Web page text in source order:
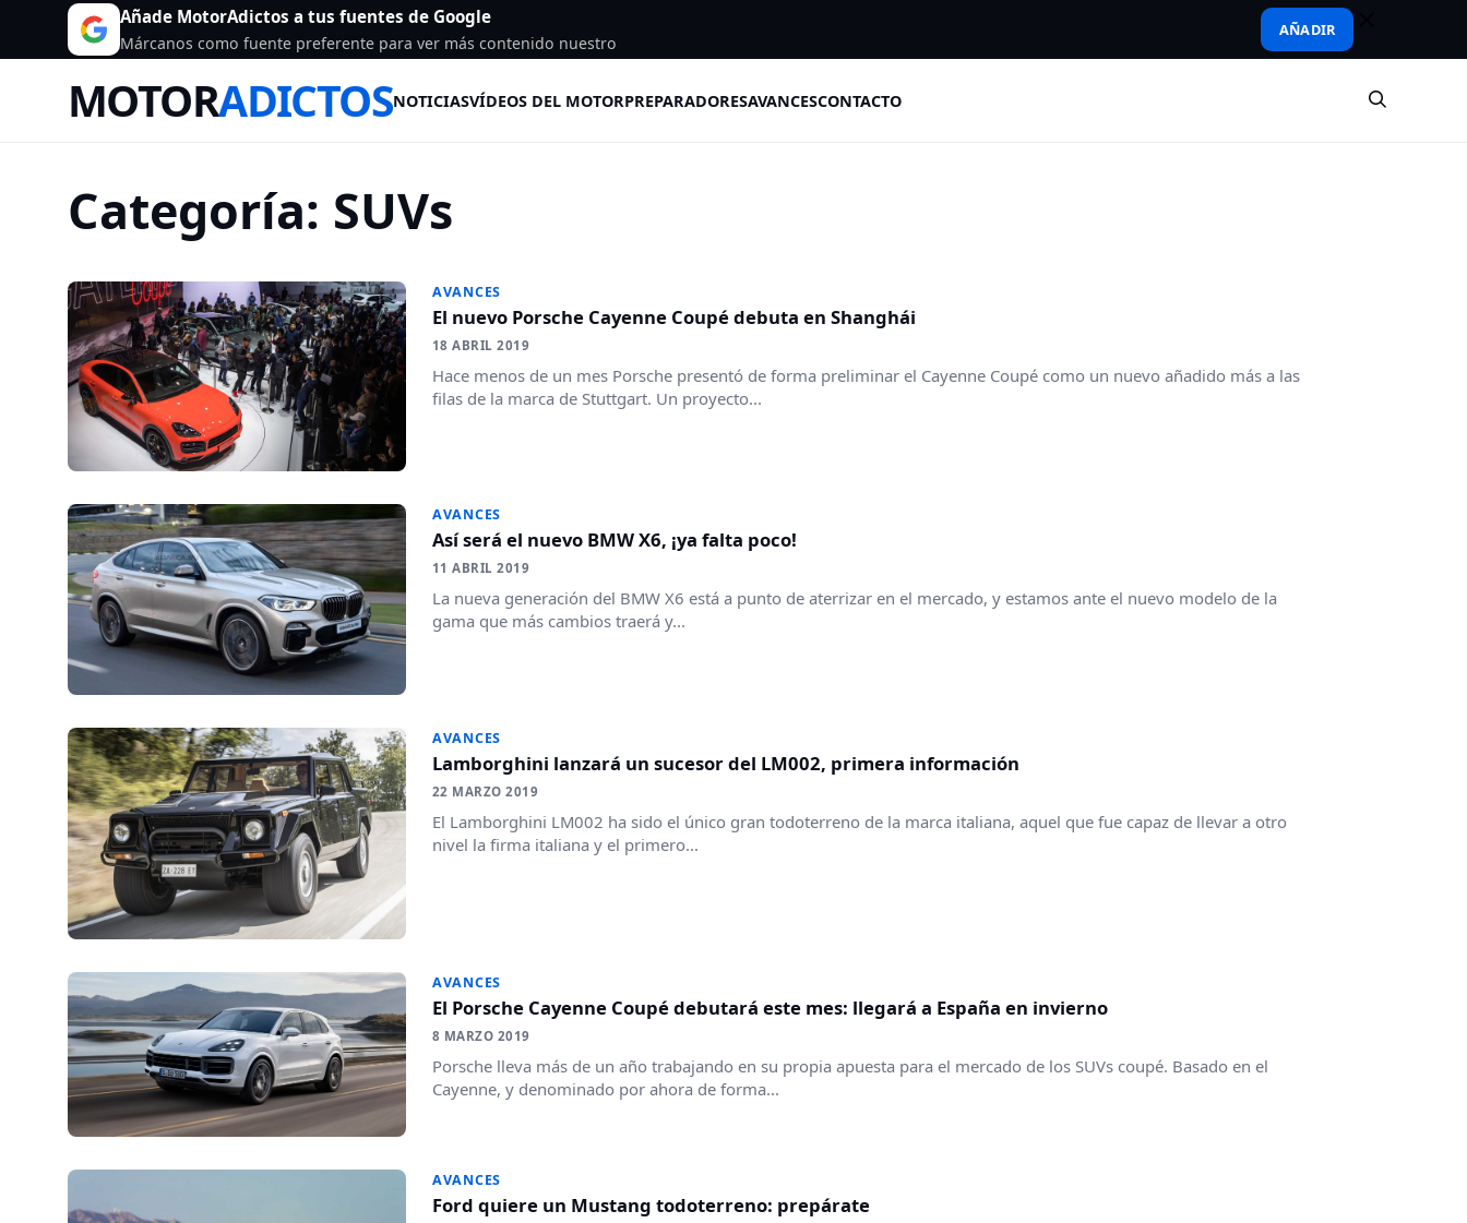
Añade MotorAdictos a tus fuentes de Google
Márcanos como fuente preferente para ver más contenido nuestro
AÑADIR
MOTORADICTOSNOTICIASVÍDEOS DEL MOTORPREPARADORESAVANCESCONTACTO
Categoría: SUVs
AVANCES
El nuevo Porsche Cayenne Coupé debuta en Shanghái
18 ABRIL 2019
Hace menos de un mes Porsche presentó de forma preliminar el Cayenne Coupé como un nuevo añadido más a las
filas de la marca de Stuttgart. Un proyecto...
AVANCES
Así será el nuevo BMW X6, ¡ya falta poco!
11 ABRIL 2019
La nueva generación del BMW X6 está a punto de aterrizar en el mercado, y estamos ante el nuevo modelo de la
gama que más cambios traerá y...
AVANCES
Lamborghini lanzará un sucesor del LM002, primera información
22 MARZO 2019
El Lamborghini LM002 ha sido el único gran todoterreno de la marca italiana, aquel que fue capaz de llevar a otro
nivel la firma italiana y el primero...
AVANCES
El Porsche Cayenne Coupé debutará este mes: llegará a España en invierno
8 MARZO 2019
Porsche lleva más de un año trabajando en su propia apuesta para el mercado de los SUVs coupé. Basado en el
Cayenne, y denominado por ahora de forma...
AVANCES
Ford quiere un Mustang todoterreno: prepárate